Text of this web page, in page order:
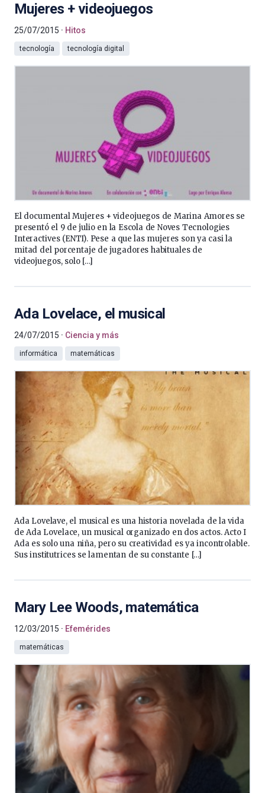
Mujeres + videojuegos
25/07/2015 Hitos
tecnología tecnología digital
El documental Mujeres + videojuegos de Marina Amores se
presentó el 9 de julio en la Escola de Noves Tecnologies
Interactives (ENTI). Pese a que las mujeres son ya casi la
mitad del porcentaje de jugadores habituales de
videojuegos, solo […]
Ada Lovelace, el musical
24/07/2015 Ciencia y más
informática matemáticas
Ada Lovelave, el musical es una historia novelada de la vida
de Ada Lovelace, un musical organizado en dos actos. Acto I
Ada es solo una niña, pero su creatividad es ya incontrolable.
Sus institutrices se lamentan de su constante […]
Mary Lee Woods, matemática
12/03/2015 Efemérides
matemáticas